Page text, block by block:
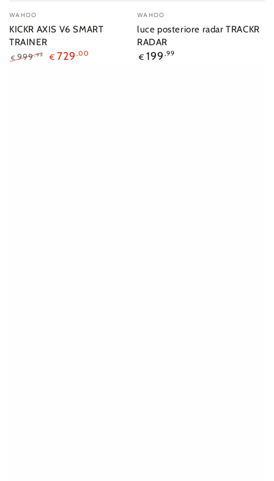
Venditore:
WAHOO
KICKR AXIS V6 SMART
TRAINER
€ 999,99 € 729 ,00
Venditore:
WAHOO
luce posteriore radar TRACKR
RADAR
Prezzo
€ 199 ,99